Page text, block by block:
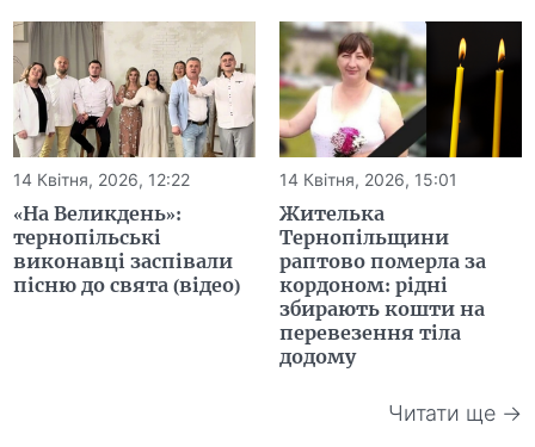
14 Квітня, 2026, 12:22
«На Великдень»:
тернопільські
виконавці заспівали
пісню до свята (відео)
14 Квітня, 2026, 15:01
Жителька
Тернопільщини
раптово померла за
кордоном: рідні
збирають кошти на
перевезення тіла
додому
Читати ще →